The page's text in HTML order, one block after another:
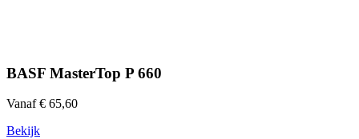
BASF MasterTop P 660
Vanaf € 65,60
Bekijk